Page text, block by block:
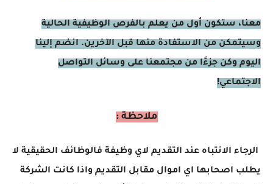
معنا، ستكون أول من يعلم بالفرص الوظيفية الحالية
وسيتمكن من الاستفادة منها قبل الآخرين. انضم إلينا
اليوم وكن جزءًا من مجتمعنا على وسائل التواصل
الاجتماعي!
ملاحظة :
الرجاء الانتباه عند التقديم لاي وظيفة فالوظائف الحقيقية لا
يطلب اصحابها اي اموال مقابل التقديم واذا كانت الشركة